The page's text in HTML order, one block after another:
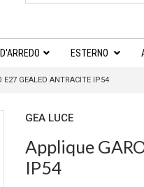
ESTERNO
E27 GEALED ANTRACITE IP54
GEA LUCE
Applique GARO E27 GEALED antracite
IP54